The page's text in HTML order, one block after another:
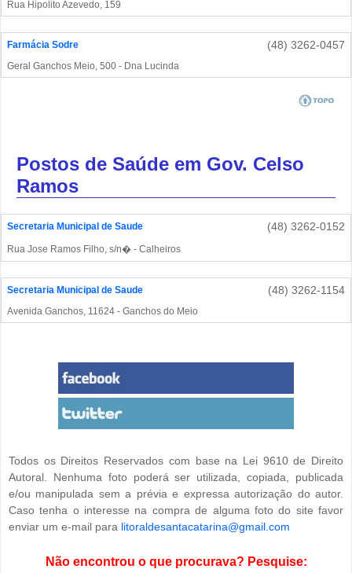
Rua Hipolito Azevedo, 159
Farmácia Sodre (48) 3262-0457
Geral Ganchos Meio, 500 - Dna Lucinda
Postos de Saúde em Gov. Celso
Ramos
Secretaria Municipal de Saude (48) 3262-0152
Rua Jose Ramos Filho, s/n� - Calheiros
Secretaria Municipal de Saude (48) 3262-1154
Avenida Ganchos, 11624 - Ganchos do Meio
Todos os Direitos Reservados com base na Lei 9610 de Direito
Autoral. Nenhuma foto poderá ser utilizada, copiada, publicada
e/ou manipulada sem a prévia e expressa autorização do autor.
Caso tenha o interesse na compra de alguma foto do site favor
enviar um e-mail para litoraldesantacatarina@gmail.com
Não encontrou o que procurava? Pesquise: